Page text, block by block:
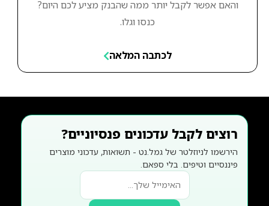
והאם אפשר לקבל יותר ממה שהבנק מציע לכם היום?
כנסו וגלו.
לכתבה המלאה
רוצים לקבל עדכונים פנסיוניים?
הירשמו לניוזלטר של גמל.נט - תשואות, עדכוני מוצרים
פיננסיים וטיפים. בלי ספאם.